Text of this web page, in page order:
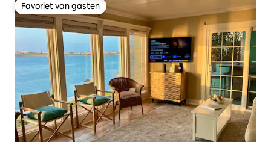
Favoriet van gasten
Favoriet van gasten